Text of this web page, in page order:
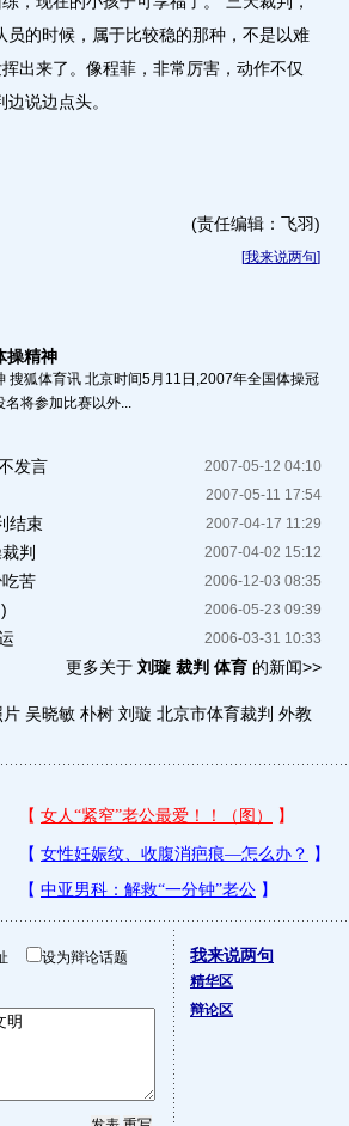
的时候，属于比较稳的那种，不是以难
出来了。像程菲，非常厉害，动作不仅
说边点头。
(责任编辑：飞羽)
[我来说两句]
操精神
搜狐体育讯 北京时间5月11日,2007年全国体操冠
将参加比赛以外...
2007-05-12 04:10
发言
2007-05-11 17:54
2007-04-17 11:29
结束
2007-04-02 15:12
判
2006-12-03 08:35
苦
2006-05-23 09:39
2006-03-31 10:33
更多关于 刘璇 裁判 体育的新闻>>
片 吴晓敏 朴树 刘璇 北京市体育裁判 外教
设为辩论话题 我来说两句
精华区
辩论区